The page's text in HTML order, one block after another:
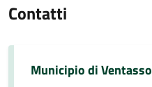
Contatti
Municipio di Ventasso